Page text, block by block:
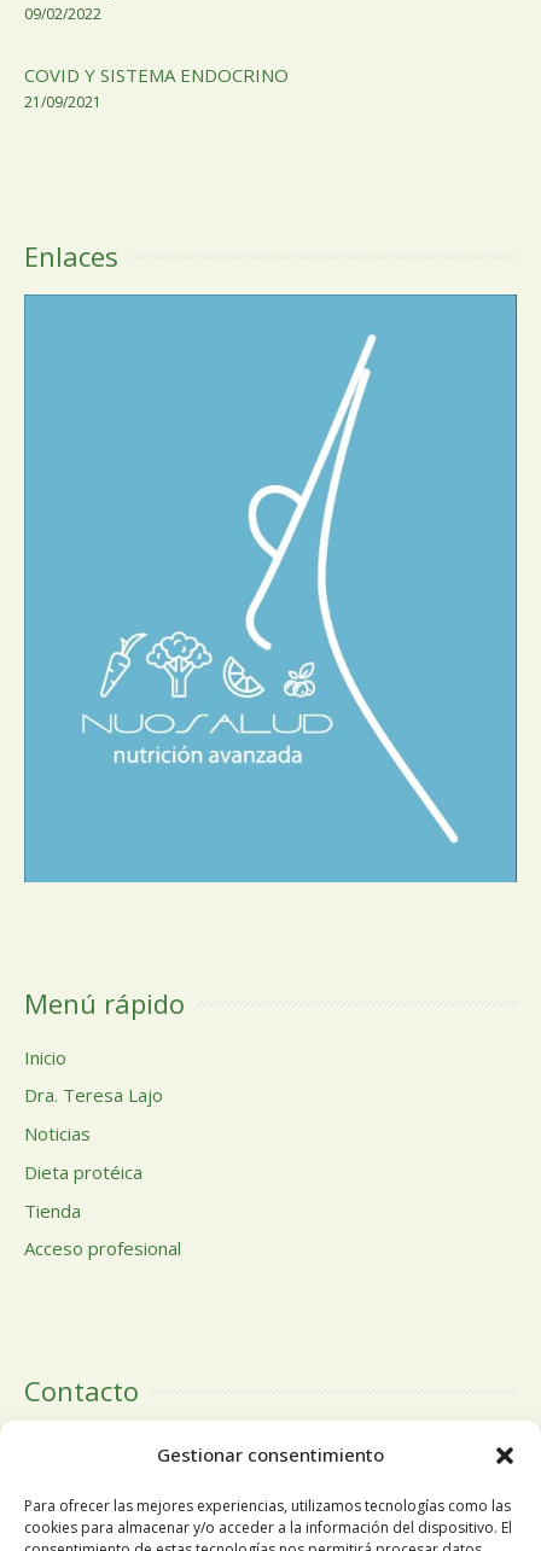
Gestionar consentimiento
Para ofrecer las mejores experiencias, utilizamos tecnologías como las
cookies para almacenar y/o acceder a la información del dispositivo. El
09/02/2022
COVID Y SISTEMA ENDOCRINO
21/09/2021
Enlaces
Menú rápido
Inicio
Dra. Teresa Lajo
Noticias
Dieta protéica
Tienda
Acceso profesional
Contacto
Calle Doctor Calero, 19 Centro Comercial El Tutti 1ª Planta,